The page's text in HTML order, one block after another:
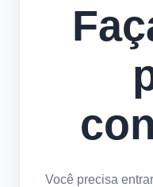
Você precisa